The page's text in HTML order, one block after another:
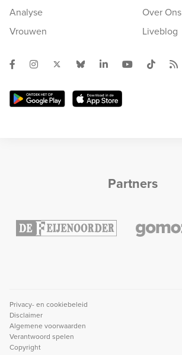
Analyse
Vrouwen
Over Ons
Liveblog
Partners
Privacy- en cookiebeleid
Disclaimer
Algemene voorwaarden
Verantwoord spelen
Copyright